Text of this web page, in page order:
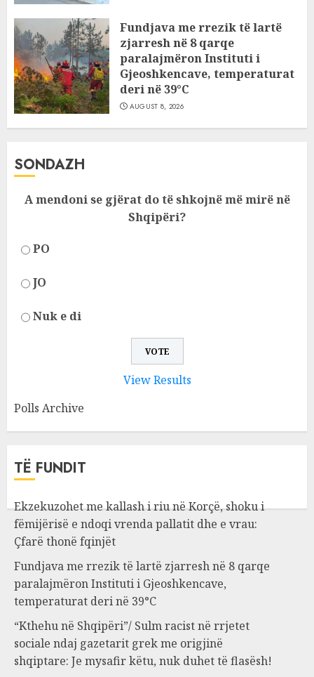
Fundjava me rrezik të lartë
zjarresh në 8 qarqe
paralajmëron Instituti i
Gjeoshkencave, temperaturat
deri në 39°C
AUGUST 8, 2026
SONDAZH
A mendoni se gjërat do të shkojnë më mirë në
Shqipëri?
PO
JO
Nuk e di
View Results
Polls Archive
TË FUNDIT
Ekzekuzohet me kallash i riu në Korçë, shoku i
fëmijërisë e ndoqi vrenda pallatit dhe e vrau:
Çfarë thonë fqinjët
Fundjava me rrezik të lartë zjarresh në 8 qarqe
paralajmëron Instituti i Gjeoshkencave,
temperaturat deri në 39°C
“Kthehu në Shqipëri”/ Sulm racist në rrjetet
sociale ndaj gazetarit grek me origjinë
shqiptare: Je mysafir këtu, nuk duhet të flasësh!